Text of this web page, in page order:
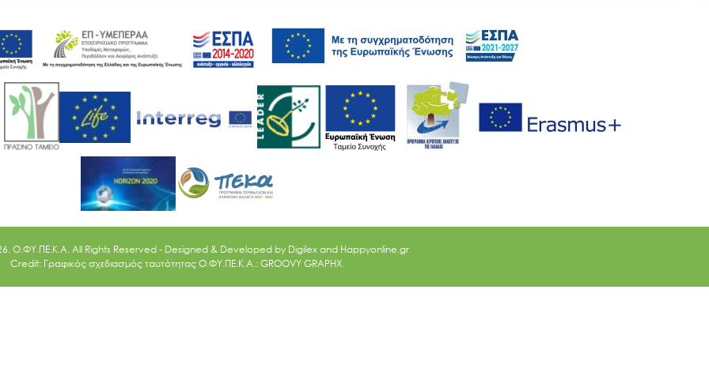
Ακολουθήστε μας
O.ΦΥ.ΠΕ.Κ.Α. All Rights Reserved - Designed & Developed by Digilex and Happyonline.gr
Credit: Γραφικός σχεδιασμός ταυτότητας Ο.ΦΥ.ΠΕ.Κ.Α.: GROOVY GRAPHX.